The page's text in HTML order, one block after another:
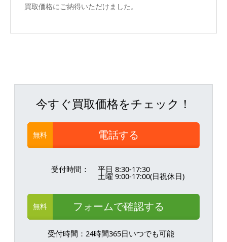
買取価格にご納得いただけました。
今すぐ買取価格をチェック！
無料 電話する
受付時間： 平日 8:30-17:30
土曜 9:00-17:00(日祝休日)
無料 フォームで確認する
受付時間：24時間365日いつでも可能